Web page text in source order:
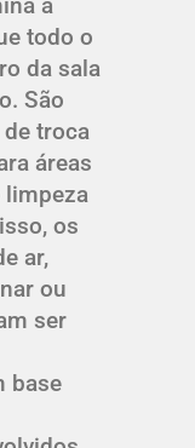
a
todo o
da sala
São
troca
áreas
os
ar,
ou
ser
base